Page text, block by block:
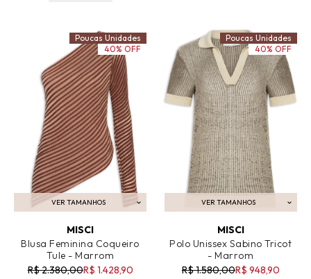
VER TAMANHOS
ADICIONAR AO CARRINHO
MISCI
Blusa Feminina Coqueiro
Tule - Marrom
R$ 2.380,00R$ 1.428,90
Poucas Unidades
40% OFF
VER TAMANHOS
ADICIONAR AO CARRINHO
MISCI
Polo Unissex Sabino Tricot
- Marrom
R$ 1.580,00R$ 948,90
Poucas Unidades
40% OFF